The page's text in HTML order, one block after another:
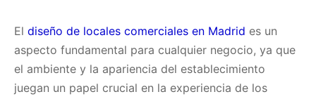
El diseño de locales comerciales en Madrid es un
aspecto fundamental para cualquier negocio, ya que
el ambiente y la apariencia del establecimiento
juegan un papel crucial en la experiencia de los